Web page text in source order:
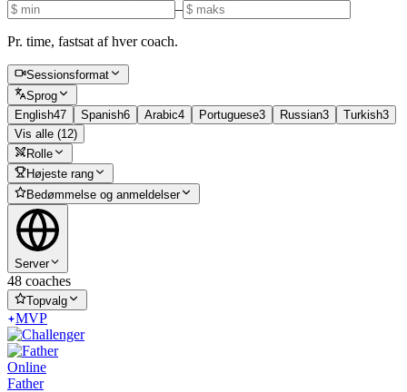
–
Pr. time, fastsat af hver coach.
Sessionsformat
Sprog
English47 Spanish6 Arabic4 Portuguese3 Russian3 Turkish3
Vis alle (12)
Rolle
Højeste rang
Bedømmelse og anmeldelser
Server
48 coaches
Topvalg
MVP
Online
Father